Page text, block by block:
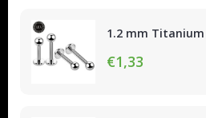
1.2 mm
€1,33